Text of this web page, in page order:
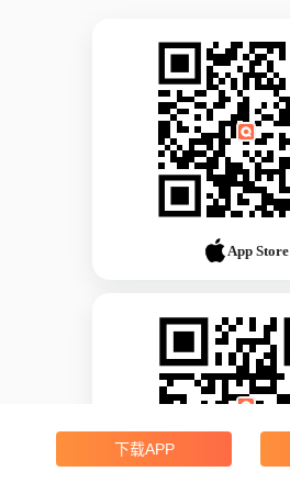
App Store
下载APP